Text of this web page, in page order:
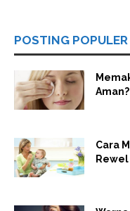
POSTING POPULER
Aman?
Cara
Rewel